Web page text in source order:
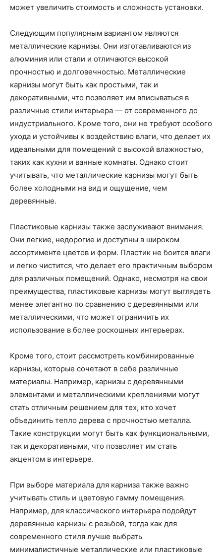
может увеличить стоимость и сложность установки.
Следующим популярным вариантом являются
металлические карнизы. Они изготавливаются из
алюминия или стали и отличаются высокой
прочностью и долговечностью. Металлические
карнизы могут быть как простыми, так и
декоративными, что позволяет им вписываться в
различные стили интерьера — от современного до
индустриального. Кроме того, они не требуют особого
ухода и устойчивы к воздействию влаги, что делает их
идеальными для помещений с высокой влажностью,
таких как кухни и ванные комнаты. Однако стоит
учитывать, что металлические карнизы могут быть
более холодными на вид и ощущение, чем
деревянные.
Пластиковые карнизы также заслуживают внимания.
Они легкие, недорогие и доступны в широком
ассортименте цветов и форм. Пластик не боится влаги
и легко чистится, что делает его практичным выбором
для различных помещений. Однако, несмотря на свои
преимущества, пластиковые карнизы могут выглядеть
менее элегантно по сравнению с деревянными или
металлическими, что может ограничить их
использование в более роскошных интерьерах.
Кроме того, стоит рассмотреть комбинированные
карнизы, которые сочетают в себе различные
материалы. Например, карнизы с деревянными
элементами и металлическими креплениями могут
стать отличным решением для тех, кто хочет
объединить тепло дерева с прочностью металла.
Такие конструкции могут быть как функциональными,
так и декоративными, что позволяет им стать
акцентом в интерьере.
При выборе материала для карниза также важно
учитывать стиль и цветовую гамму помещения.
Например, для классического интерьера подойдут
деревянные карнизы с резьбой, тогда как для
современного стиля лучше выбрать
минималистичные металлические или пластиковые